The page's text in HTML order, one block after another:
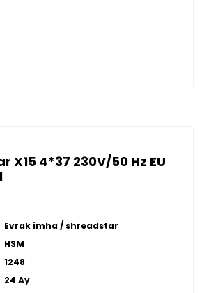
X15 4*37 230V/50 Hz EU
Evrak imha / shreadstar
HSM
1248
24 Ay